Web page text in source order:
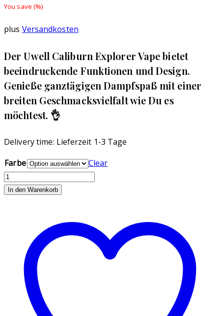
You save (%)
plus Versandkosten
Der Uwell Caliburn Explorer Vape bietet
beeindruckende Funktionen und Design.
Genieße ganztägigen Dampfspaß mit einer
breiten Geschmacksvielfalt wie Du es
möchtest. 👌
Delivery time: Lieferzeit 1-3 Tage
Farbe
Clear
Uwell
Caliburn
In den Warenkorb